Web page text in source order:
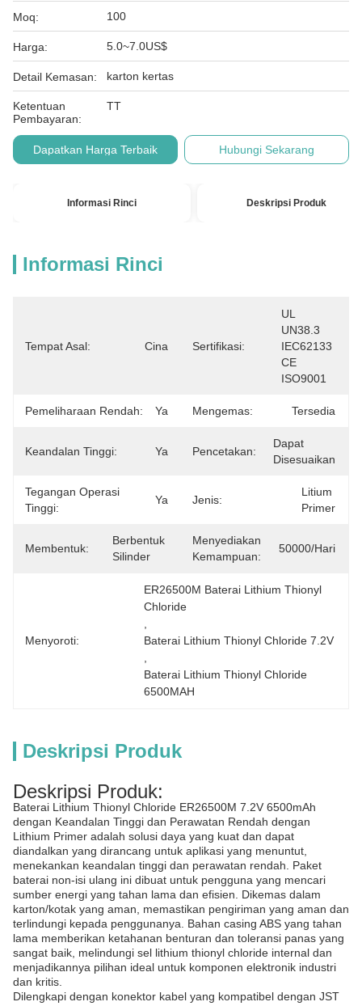
Moq: 100
Harga: 5.0~7.0US$
Detail Kemasan: karton kertas
Ketentuan
Pembayaran:
TT
Dapatkan Harga Terbaik Hubungi Sekarang
Informasi Rinci Deskripsi Produk
Informasi Rinci
Tempat Asal: Cina Sertifikasi:
UL
UN38.3
IEC62133
CE
ISO9001
Pemeliharaan Rendah: Ya Mengemas: Tersedia
Keandalan Tinggi: Ya Pencetakan:
Dapat
Disesuaikan
Tegangan Operasi
Tinggi:
Ya Jenis:
Litium
Primer
Membentuk:
Berbentuk
Silinder
Menyediakan
Kemampuan:
50000/hari
Menyoroti:
ER26500M Baterai Lithium Thionyl
Chloride
Baterai Lithium Thionyl Chloride 7.2V
Baterai Lithium Thionyl Chloride
6500MAH
Deskripsi Produk
Deskripsi Produk:
Baterai Lithium Thionyl Chloride ER26500M 7.2V 6500mAh
dengan Keandalan Tinggi dan Perawatan Rendah dengan
Lithium Primer adalah solusi daya yang kuat dan dapat
diandalkan yang dirancang untuk aplikasi yang menuntut,
menekankan keandalan tinggi dan perawatan rendah. Paket
baterai non-isi ulang ini dibuat untuk pengguna yang mencari
sumber energi yang tahan lama dan efisien. Dikemas dalam
karton/kotak yang aman, memastikan pengiriman yang aman dan
terlindungi kepada penggunanya. Bahan casing ABS yang tahan
lama memberikan ketahanan benturan dan toleransi panas yang
sangat baik, melindungi sel lithium thionyl chloride internal dan
menjadikannya pilihan ideal untuk komponen elektronik industri
dan kritis.
Dilengkapi dengan konektor kabel yang kompatibel dengan JST